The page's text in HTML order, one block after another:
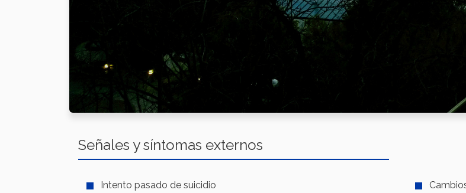
Señales y síntomas externos
Intento pasado de suicidio